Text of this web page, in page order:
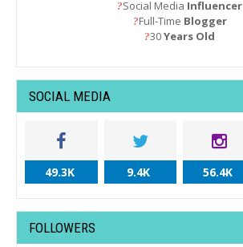
?Social Media Influencer
?Full-Time Blogger
?30Years Old
SOCIAL MEDIA
49.3K 9.4K 56.4K
FOLLOWERS